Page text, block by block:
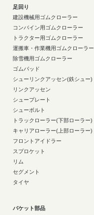
足回り
建設機械用ゴムクローラー
コンバイン用ゴムクローラー
トラクター用ゴムクローラー
運搬車・作業機用ゴムクローラー
除雪機用ゴムクローラー
ゴムパッド
シューリンクアッセン(鉄シュー)
リンクアッセン
シュープレート
シューボルト
トラックローラー(下部ローラー)
キャリアローラー(上部ローラー)
フロントアイドラー
スプロケット
リム
セグメント
タイヤ
バケット部品